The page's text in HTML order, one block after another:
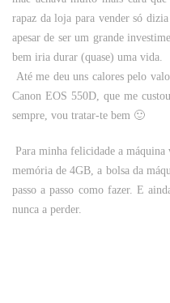
rapaz da loja para vender só
apesar de ser um grande
bem iria durar (quase) uma vida.
Até me deu uns calores pelo
Canon EOS 550D, que me
sempre, vou tratar-te bem 🙂
Para minha felicidade a
memória de 4GB, a bolsa da
passo a passo como fazer. E
nunca a perder.